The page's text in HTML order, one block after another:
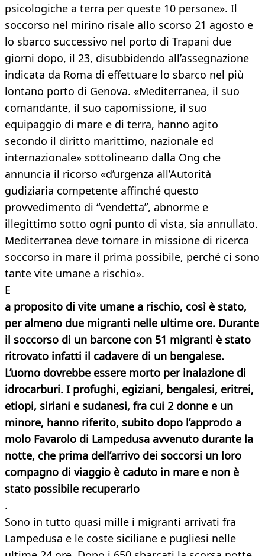
psicologiche a terra per queste 10 persone». Il
soccorso nel mirino risale allo scorso 21 agosto e
lo sbarco successivo nel porto di Trapani due
giorni dopo, il 23, disubbidendo all’assegnazione
indicata da Roma di effettuare lo sbarco nel più
lontano porto di Genova. «Mediterranea, il suo
comandante, il suo capomissione, il suo
equipaggio di mare e di terra, hanno agito
secondo il diritto marittimo, nazionale ed
internazionale» sottolineano dalla Ong che
annuncia il ricorso «d’urgenza all’Autorità
gudiziaria competente affinché questo
provvedimento di “vendetta”, abnorme e
illegittimo sotto ogni punto di vista, sia annullato.
Mediterranea deve tornare in missione di ricerca
soccorso in mare il prima possibile, perché ci sono
tante vite umane a rischio».
E
a proposito di vite umane a rischio, così è stato,
per almeno due migranti nelle ultime ore. Durante
il soccorso di un barcone con 51 migranti è stato
ritrovato infatti il cadavere di un bengalese.
L’uomo dovrebbe essere morto per inalazione di
idrocarburi. I profughi, egiziani, bengalesi, eritrei,
etiopi, siriani e sudanesi, fra cui 2 donne e un
minore, hanno riferito, subito dopo l’approdo a
molo Favarolo di Lampedusa avvenuto durante la
notte, che prima dell’arrivo dei soccorsi un loro
compagno di viaggio è caduto in mare e non è
stato possibile recuperarlo
.
Sono in tutto quasi mille i migranti arrivati fra
Lampedusa e le coste siciliane e pugliesi nelle